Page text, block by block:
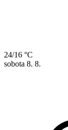
24/16 °C
sobota 8. 8.